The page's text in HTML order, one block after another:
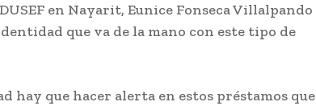
en Nayarit, Eunice Fonseca Villalpando
que va de la mano con este tipo de
hay que hacer alerta en estos préstamos que